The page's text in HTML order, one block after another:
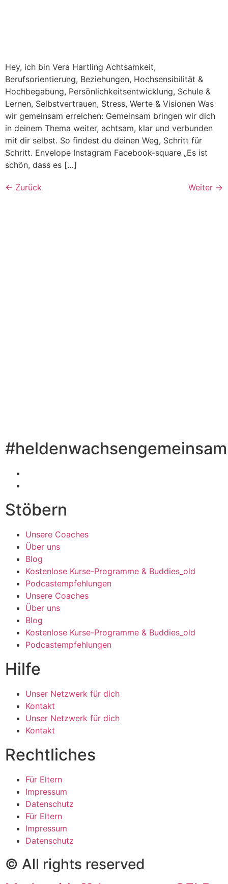
Hey, ich bin Vera Hartling Achtsamkeit,
Berufsorientierung, Beziehungen, Hochsensibilität &
Hochbegabung, Persönlichkeitsentwicklung, Schule &
Lernen, Selbstvertrauen, Stress, Werte & Visionen Was
wir gemeinsam erreichen: Gemeinsam bringen wir dich
in deinem Thema weiter, achtsam, klar und verbunden
mit dir selbst. So findest du deinen Weg, Schritt für
Schritt. Envelope Instagram Facebook-square „Es ist
schön, dass es […]
← Zurück Weiter →
#heldenwachsengemeinsam
Stöbern
Unsere Coaches
Über uns
Blog
Kostenlose Kurse-Programme & Buddies_old
Podcastempfehlungen
Unsere Coaches
Über uns
Blog
Kostenlose Kurse-Programme & Buddies_old
Podcastempfehlungen
Hilfe
Unser Netzwerk für dich
Kontakt
Unser Netzwerk für dich
Kontakt
Rechtliches
Für Eltern
Impressum
Datenschutz
Für Eltern
Impressum
Datenschutz
© All rights reserved